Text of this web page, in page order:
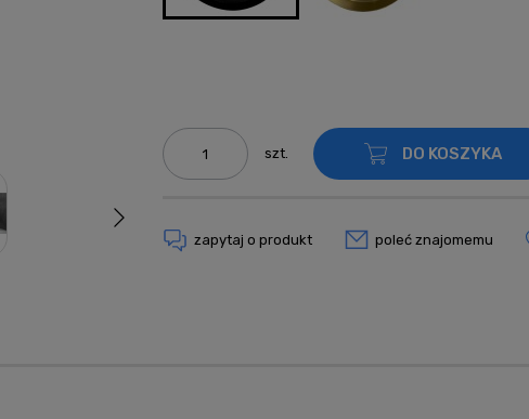
szt. DO KOSZYKA
zapytaj o produkt poleć znajomemu